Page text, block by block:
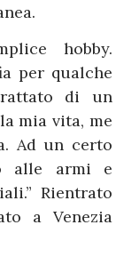
hobby.
per qualche
di un
mia vita, me
Ad un certo
alle armi e
Rientrato
a Venezia